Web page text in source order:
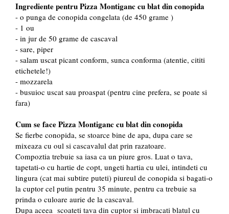
Ingrediente pentru Pizza Montiganc cu blat din conopida
- o punga de conopida congelata (de 450 grame )
- 1 ou
- in jur de 50 grame de cascaval
- sare, piper
- salam uscat picant conform, sunca conforma (atentie, cititi
etichetele!)
- mozzarela
- busuioc uscat sau proaspat (pentru cine prefera, se poate si
fara)
Cum se face Pizza Montiganc cu blat din conopida
Se fierbe conopida, se stoarce bine de apa, dupa care se
mixeaza cu oul si cascavalul dat prin razatoare.
Compoztia trebuie sa iasa ca un piure gros. Luat o tava,
tapetati-o cu hartie de copt, ungeti hartia cu ulei, intindeti cu
lingura (cat mai subtire puteti) piureul de conopida si bagati-o
la cuptor cel putin pentru 35 minute, pentru ca trebuie sa
prinda o culoare aurie de la cascaval.
Dupa aceea scoateti tava din cuptor si imbracati blatul cu